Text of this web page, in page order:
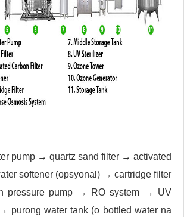
pump → quartz sand filter → activated
softener (opsyonal) → cartridge filter
pressure pump → RO system → UV
purong water tank (o bottled water na